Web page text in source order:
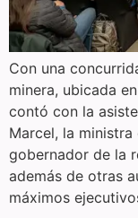
Con una
minera, ubicada
contó con la
Marcel, la ministra
gobernador de la
además de otras
máximos